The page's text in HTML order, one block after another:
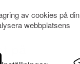
av cookies på din
webbplatsens
på